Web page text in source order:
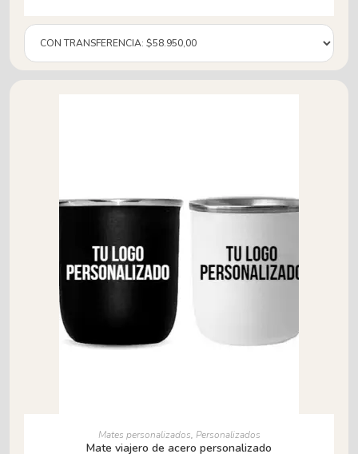
AÑADIR AL CARRITO
Mates personalizados, Personalizados
Mate viajero de acero personalizado